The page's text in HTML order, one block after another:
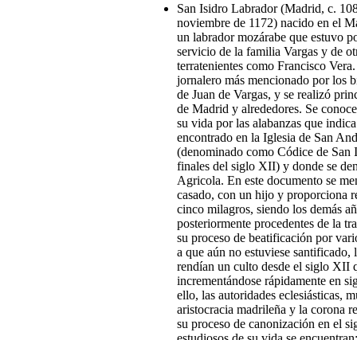
San Isidro Labrador (Madrid, c.
noviembre de 1172)​ nacido en el
un labrador mozárabe que estuvo
servicio de la familia Vargas y de
terratenientes como Francisco
jornalero más mencionado por los
de Juan de Vargas, y se realizó
de Madrid y alrededores. Se
su vida por las alabanzas que
encontrado en la Iglesia de San
(denominado como Códice de San
finales del siglo XII) y donde se
Agricola. En este documento se
casado, con un hijo y proporciona
cinco milagros,​ siendo los demás
posteriormente procedentes de la
su proceso de beatificación por
a que aún no estuviese santificado,
rendían un culto desde el siglo XII
incrementándose rápidamente en
ello, las autoridades eclesiásticas,
aristocracia madrileña y la corona
su proceso de canonización en el